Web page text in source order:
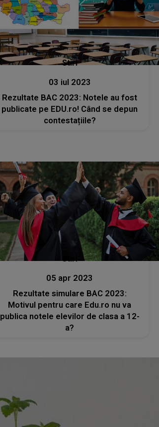
Stiri
03 iul 2023
Rezultate BAC 2023: Notele au fost
publicate pe EDU.ro! Când se depun
contestațiile?
Stiri
05 apr 2023
Rezultate simulare BAC 2023:
Motivul pentru care Edu.ro nu va
publica notele elevilor de clasa a 12-
a?